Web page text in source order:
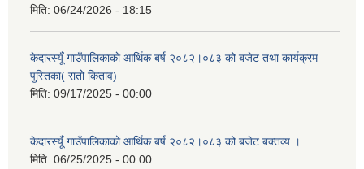
मिति: 06/24/2026 - 18:15
केदारस्यूँ गाउँपालिकाकाे आर्थिक बर्ष २०८२।०८३ को बजेट तथा कार्यक्रम
पुस्तिका( रातो किताव)
मिति: 09/17/2025 - 00:00
केदारस्यूँ गाउँपालिकाको आर्थिक बर्ष २०८२।०८३ को बजेट बक्तव्य ।
मिति: 06/25/2025 - 00:00